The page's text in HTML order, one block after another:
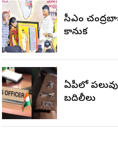
సీఎం
కానుక
ఏపీలో
బదిలీలు